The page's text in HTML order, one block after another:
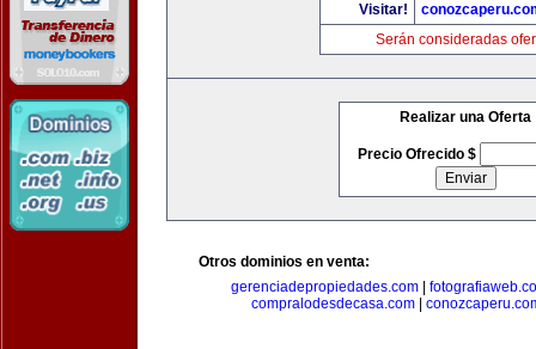
Visitar!
Serán consideradas
Realizar una Oferta
Precio Ofrecido $
Otros dominios en venta:
gerenciadepropiedades.com|
compralodesdecasa.com